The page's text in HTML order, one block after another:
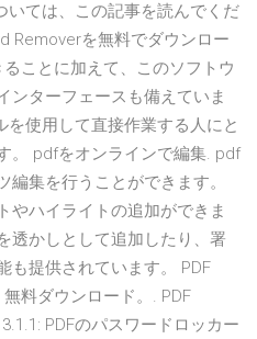
いては、この記事を読んでくだ
Removerを無料でダウンロー
ことに加えて、このソフトウ
ンターフェースも備えていま
を使用して直接作業する人にと
。 pdfをオンラインで編集. pdf
集を行うことができます。
やハイライトの追加ができま
透かしとして追加したり、署
も提供されています。 PDF
料ダウンロード。. PDF
PDFのパスワードロッカー